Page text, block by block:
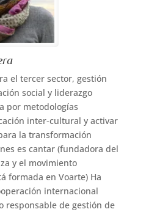
el tercer sector, gestión
social y liderazgo
por metodologías
inter-cultural y activar
la transformación
es cantar (fundadora del
y el movimiento
formada en Voarte) Ha
internacional
responsable de gestión de